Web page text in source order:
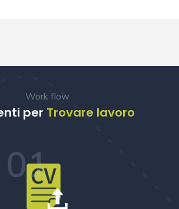
Work flow
per Trovare lavoro
01